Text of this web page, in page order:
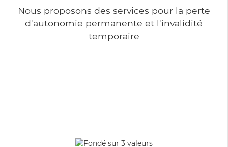
Nous proposons des services pour la perte
d'autonomie permanente et l'invalidité
temporaire